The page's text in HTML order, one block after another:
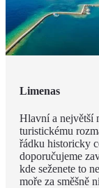
Limenas
Hlavní a největší
turistickému
řádku historicky
doporučujeme
kde seženete to
moře za směšně